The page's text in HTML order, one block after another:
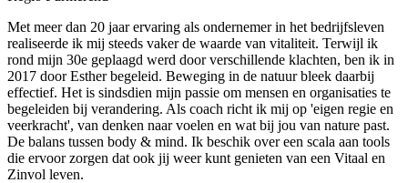
Met meer dan 20 jaar ervaring als ondernemer in het bedrijfsleven
realiseerde ik mij steeds vaker de waarde van vitaliteit. Terwijl ik
rond mijn 30e geplaagd werd door verschillende klachten, ben ik in
2017 door Esther begeleid. Beweging in de natuur bleek daarbij
effectief. Het is sindsdien mijn passie om mensen en organisaties te
begeleiden bij verandering. Als coach richt ik mij op 'eigen regie en
veerkracht', van denken naar voelen en wat bij jou van nature past.
De balans tussen body & mind. Ik beschik over een scala aan tools
die ervoor zorgen dat ook jij weer kunt genieten van een Vitaal en
Zinvol leven.